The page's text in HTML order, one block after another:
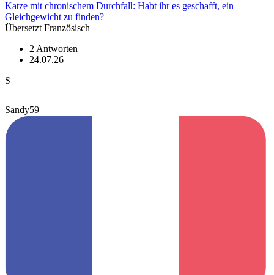
Katze mit chronischem Durchfall: Habt ihr es geschafft, ein
Gleichgewicht zu finden?
Übersetzt Französisch
2 Antworten
24.07.26
S
Sandy59